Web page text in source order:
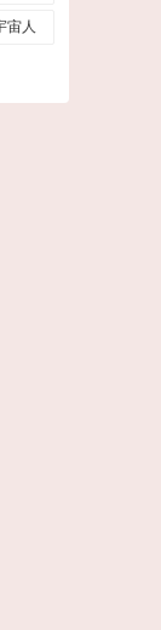
宙人